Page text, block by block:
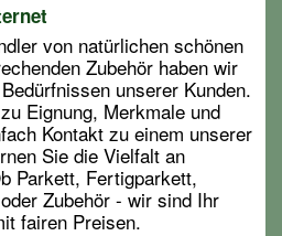
von natürlichen schönen
Zubehör haben wir
unserer Kunden.
Eignung, Merkmale und
Kontakt zu einem unserer
Sie die Vielfalt an
Parkett, Fertigparkett,
Zubehör - wir sind Ihr
fairen Preisen.